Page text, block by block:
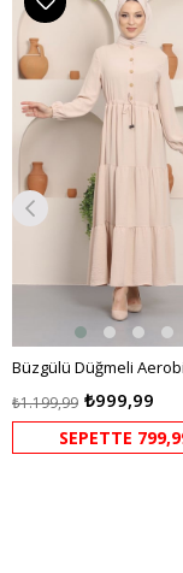
₺999,99
₺1.199,99
SEPETTE